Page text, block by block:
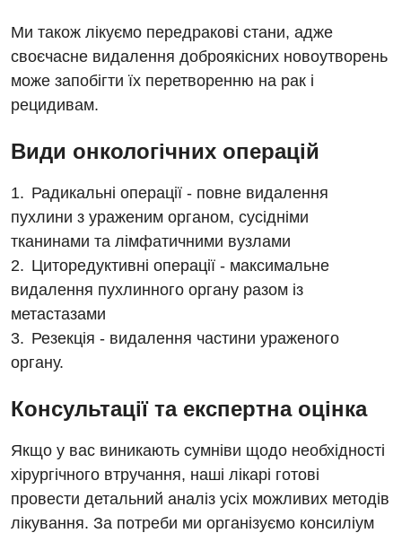
Ми також лікуємо передракові стани, адже
своєчасне видалення доброякісних новоутворень
може запобігти їх перетворенню на рак і
рецидивам.
Види онкологічних операцій
Радикальні операції - повне видалення
пухлини з ураженим органом, сусідніми
тканинами та лімфатичними вузлами
Циторедуктивні операції - максимальне
видалення пухлинного органу разом із
метастазами
Резекція - видалення частини ураженого
органу.
Консультації та експертна оцінка
Якщо у вас виникають сумніви щодо необхідності
хірургічного втручання, наші лікарі готові
провести детальний аналіз усіх можливих методів
лікування. За потреби ми організуємо консиліум